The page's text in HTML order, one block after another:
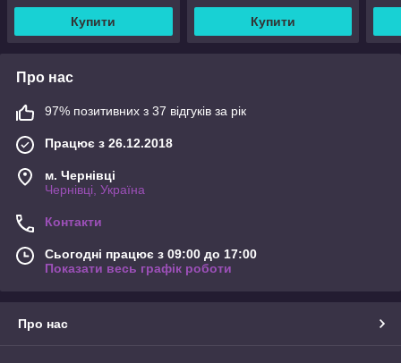
Купити Купити
Про нас
97% позитивних з 37 відгуків за рік
Працює з 26.12.2018
м. Чернівці
Чернівці, Україна
Контакти
Сьогодні працює з 09:00 до 17:00
Показати весь графік роботи
Про нас